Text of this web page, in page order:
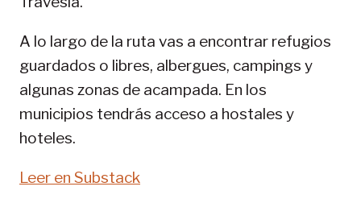
A lo largo de la ruta vas a encontrar refugios
guardados o libres, albergues, campings y
algunas zonas de acampada. En los
municipios tendrás acceso a hostales y
hoteles.
Leer en Substack